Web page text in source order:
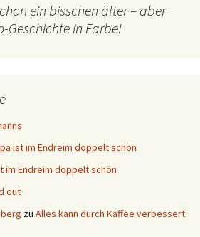
ein bisschen älter – aber
Geschichte in Farbe!
ist im Endreim doppelt schön
im Endreim doppelt schön
out
zu Alles kann durch Kaffee verbessert